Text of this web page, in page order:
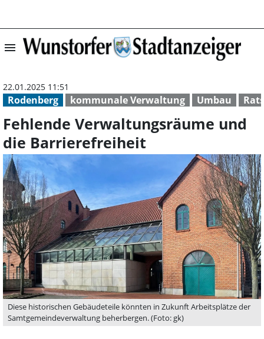
menu Fehlende
Rodenberg kommunale Verwaltung Umbau
22.01.2025 11:51
Fehlende Verwaltungsräume und
die Barrierefreiheit
Diese historischen Gebäudeteile könnten in Zukunft Arbeitsplätze der
Samtgemeindeverwaltung beherbergen. (Foto: gk)